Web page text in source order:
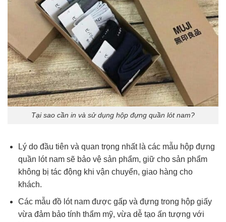
Tại sao cần in và sử dụng hộp đựng quần lót nam?
Lý do đầu tiên và quan trọng nhất là các mẫu hộp đựng
quần lót nam sẽ bảo vệ sản phẩm, giữ cho sản phẩm
không bị tác động khi vận chuyển, giao hàng cho
khách.
Các mẫu đồ lót nam được gấp và đựng trong hộp giấy
vừa đảm bảo tính thẩm mỹ, vừa dễ tạo ấn tượng với